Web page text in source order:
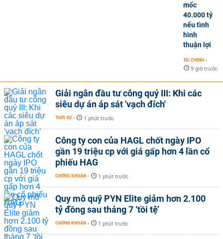
mốc
40.000 tỷ
nếu tình
hình
thuận lợi
TÀI CHÍNH -
9 giờ trước
Giải ngân đầu tư công quý III: Khi các
siêu dự án áp sát 'vạch đích'
THỜI SỰ - 1 phút trước
Công ty con của HAGL chốt ngày IPO
gần 19 triệu cp với giá gấp hơn 4 lần cổ
phiếu HAG
CHỨNG KHOÁN - 1 phút trước
Quy mô quỹ PYN Elite giảm hơn 2.100
tỷ đồng sau tháng 7 ‘tồi tệ’
CHỨNG KHOÁN - 1 phút trước